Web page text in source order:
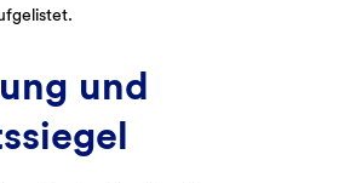
und